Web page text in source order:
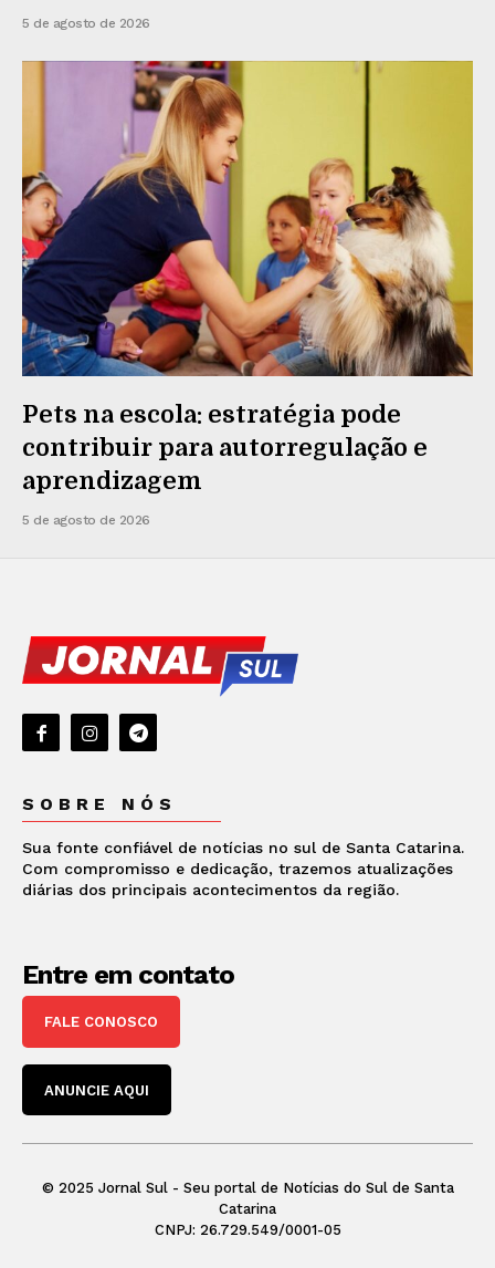
5 de agosto de 2026
Pets na escola: estratégia pode
contribuir para autorregulação e
aprendizagem
5 de agosto de 2026
SOBRE NÓS
Sua fonte confiável de notícias no sul de Santa Catarina.
Com compromisso e dedicação, trazemos atualizações
diárias dos principais acontecimentos da região.
Entre em contato
FALE CONOSCO
ANUNCIE AQUI
© 2025 Jornal Sul - Seu portal de Notícias do Sul de Santa
Catarina
CNPJ: 26.729.549/0001-05